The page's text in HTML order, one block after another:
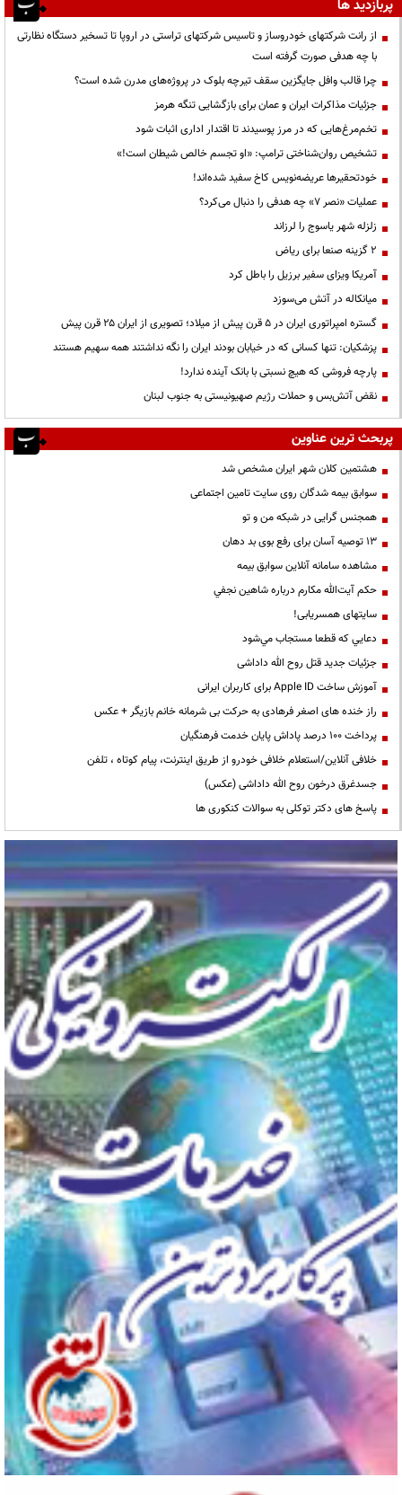
پربازدید ها
از رانت‌ شرکتهای خودروساز و تاسیس شرکتهای تراستی در اروپا تا تسخیر دستگاه نظارتی
با چه هدفی صورت گرفته است
چرا قالب وافل جایگزین سقف تیرچه بلوک در پروژه‌های مدرن شده است؟
جزئیات مذاکرات ایران و عمان برای بازگشایی تنگه هرمز
تخم‌مرغ‌هایی که در مرز پوسیدند تا اقتدار اداری اثبات شود
تشخیص روان‌شناختی ترامپ: «او تجسم خالص شیطان است!»
خودتحقیرها عریضه‌نویس کاخ سفید شده‌اند!
عملیات «نصر ۷» چه هدفی را دنبال می‌کرد؟
زلزله شهر یاسوج را لرزاند
۲ گزینه صنعا برای ریاض
آمریکا ویزای سفیر برزیل را باطل کرد
میانکاله در آتش می‌سوزد
گستره امپراتوری ایران در ۵ قرن پیش از میلاد؛ تصویری از ایران ۲۵ قرن پیش
پزشکیان: تنها کسانی که در خیابان بودند ایران را نگه نداشتند همه سهیم هستند
پارچه فروشی که هیچ نسبتی با بانک آینده ندارد!
نقض آتش‌بس و حملات رژیم صهیونیستی به جنوب لبنان
پربحث ترین عناوین
هشتمین کلان شهر ایران مشخص شد
سوابق بیمه شدگان روی سایت تامین اجتماعی
همجنس گرایی در شبکه من و تو
13 توصیه آسان برای رفع بوی بد دهان
مشاهده سامانه آنلاين سوابق بیمه
حكم آيت‌الله مكارم درباره شاهين نجفي
سایتهای همسریابی!
دعايي كه قطعا مستجاب مي‌شود
جزئیات جدید قتل روح الله داداشی
آموزش ساخت Apple ID برای کاربران ایرانی
راز خنده های اصغر فرهادی به حرکت بی شرمانه خانم بازیگر + عکس
پرداخت ۱۰۰ درصد پاداش پایان خدمت فرهنگیان
خلافی آنلاین/استعلام خلافی خودرو از طریق اینترنت، پیام کوتاه ، تلفن
جسدغرق درخون روح الله داداشی (عکس)
پاسخ های دکتر توکلی به سوالات کنکوری ها